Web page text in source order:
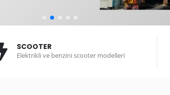
SCOOTER
Elektrikli ve benzini scooter modelleri